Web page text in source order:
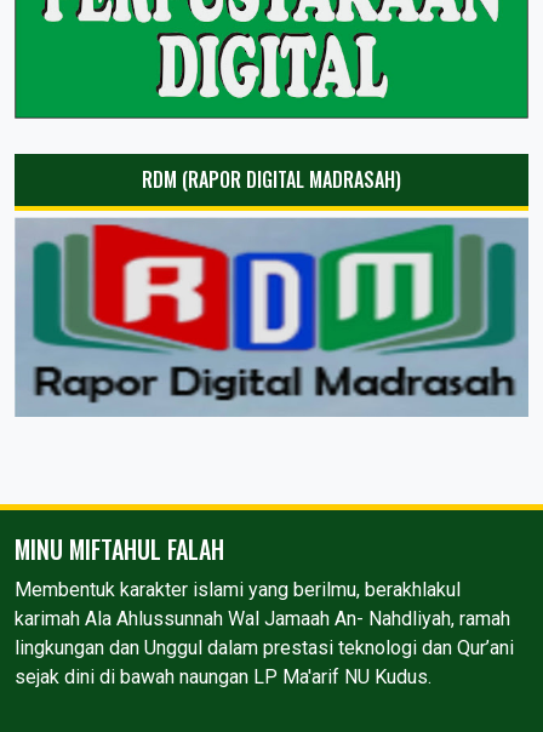
RDM (RAPOR DIGITAL MADRASAH)
MINU MIFTAHUL FALAH
Membentuk karakter islami yang berilmu, berakhlakul
karimah Ala Ahlussunnah Wal Jamaah An- Nahdliyah, ramah
lingkungan dan Unggul dalam prestasi teknologi dan Qur’ani
sejak dini di bawah naungan LP Ma'arif NU Kudus.